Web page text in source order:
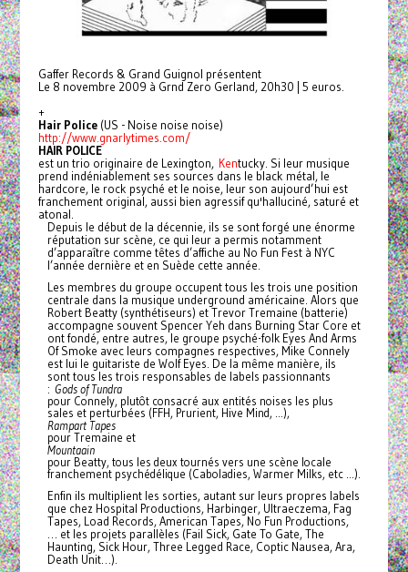
Gaffer Records & Grand Guignol présentent
Le 8 novembre 2009 à Grnd Zero Gerland, 20h30 | 5 euros.
+
Hair Police(US - Noise noise noise)
http://www.gnarlytimes.com/
HAIR POLICE
est un trio originaire de Lexington, Kentucky. Si leur musique
prend indéniablement ses sources dans le black métal, le
hardcore, le rock psyché et le noise, leur son aujourd’hui est
franchement original, aussi bien agressif qu'halluciné, saturé et
atonal.
Depuis le début de la décennie, ils se sont forgé une énorme
réputation sur scène, ce qui leur a permis notamment
d’apparaître comme têtes d’affiche au No Fun Fest à NYC
l’année dernière et en Suède cette année.
Les membres du groupe occupent tous les trois une position
centrale dans la musique underground américaine. Alors que
Robert Beatty (synthétiseurs) et Trevor Tremaine (batterie)
accompagne souvent Spencer Yeh dans Burning Star Core et
ont fondé, entre autres, le groupe psyché-folk Eyes And Arms
Of Smoke avec leurs compagnes respectives, Mike Connely
est lui le guitariste de Wolf Eyes. De la même manière, ils
sont tous les trois responsables de labels passionnants
: Gods of Tundra
pour Connely, plutôt consacré aux entités noises les plus
sales et perturbées (FFH, Prurient, Hive Mind, …),
Rampart Tapes
pour Tremaine et
Mountaain
pour Beatty, tous les deux tournés vers une scène locale
franchement psychédélique (Caboladies, Warmer Milks, etc …).
Enfin ils multiplient les sorties, autant sur leurs propres labels
que chez Hospital Productions, Harbinger, Ultraeczema, Fag
Tapes, Load Records, American Tapes, No Fun Productions,
… et les projets parallèles (Fail Sick, Gate To Gate, The
Haunting, Sick Hour, Three Legged Race, Coptic Nausea, Ara,
Death Unit…).